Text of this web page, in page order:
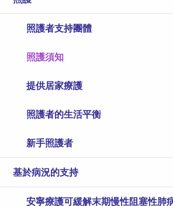
照護者支持團體
照護須知
提供居家療護
照護者的生活平衡
新手照護者
基於病況的支持
安寧療護可緩解末期慢性阻塞性肺